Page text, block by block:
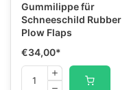
Gummilippe für
Schneeschild Rubber
Plow Flaps
€34,00*